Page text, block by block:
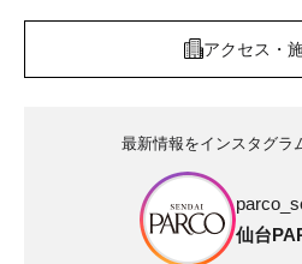
アクセス・
最新情報をインスタグラ
仙台